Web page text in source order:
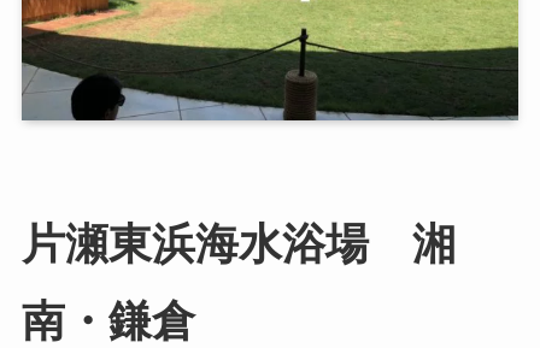
片瀬東浜海水浴場 湘
南・鎌倉